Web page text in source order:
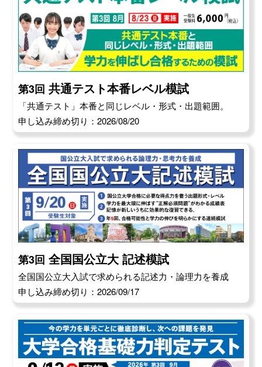
第3回 共通テスト本番レベル模試
「共通テスト」本番と同じレベル・形式・出題範囲。
申し込み締め切り：2026/08/20
第3回 全国国公立大 記述模試
全国国公立大入試で求められる記述力・論理力を養成
申し込み締め切り：2026/09/17